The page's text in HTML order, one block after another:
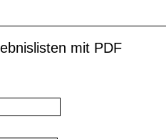
mit PDF